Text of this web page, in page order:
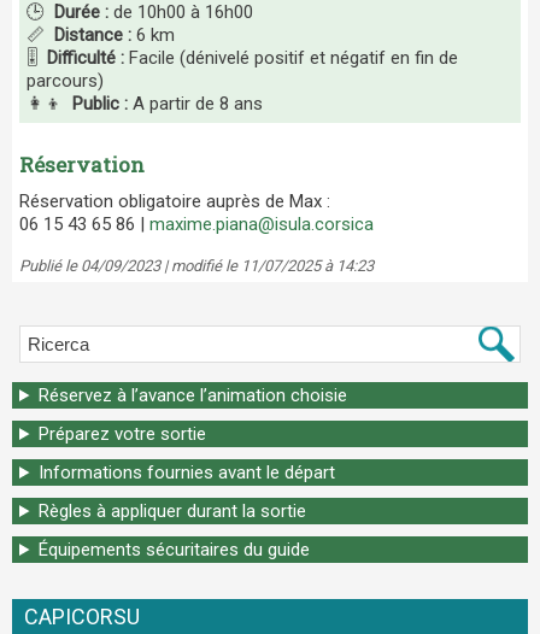
🕒 Durée : de 10h00 à 16h00
📏
Distance : 6 km
🎚️
Difficulté : Facile (dénivelé positif et négatif en fin de
parcours)
👩‍👦 Public : A partir de 8 ans
Réservation
Réservation obligatoire auprès de Max :
06 15 43 65 86 | maxime.piana@isula.corsica
Publié le 04/09/2023 | modifié le 11/07/2025 à 14:23
Réservez à l’avance l’animation choisie
Préparez votre sortie
Informations fournies avant le départ
Règles à appliquer durant la sortie
Équipements sécuritaires du guide
CAPICORSU